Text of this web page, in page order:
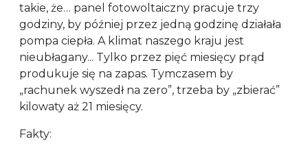
takie, że… panel fotowoltaiczny pracuje trzy
godziny, by później przez jedną godzinę działała
pompa ciepła. A klimat naszego kraju jest
nieubłagany... Tylko przez pięć miesięcy prąd
produkuje się na zapas. Tymczasem by
„rachunek wyszedł na zero”, trzeba by „zbierać”
kilowaty aż 21 miesięcy.
Fakty: